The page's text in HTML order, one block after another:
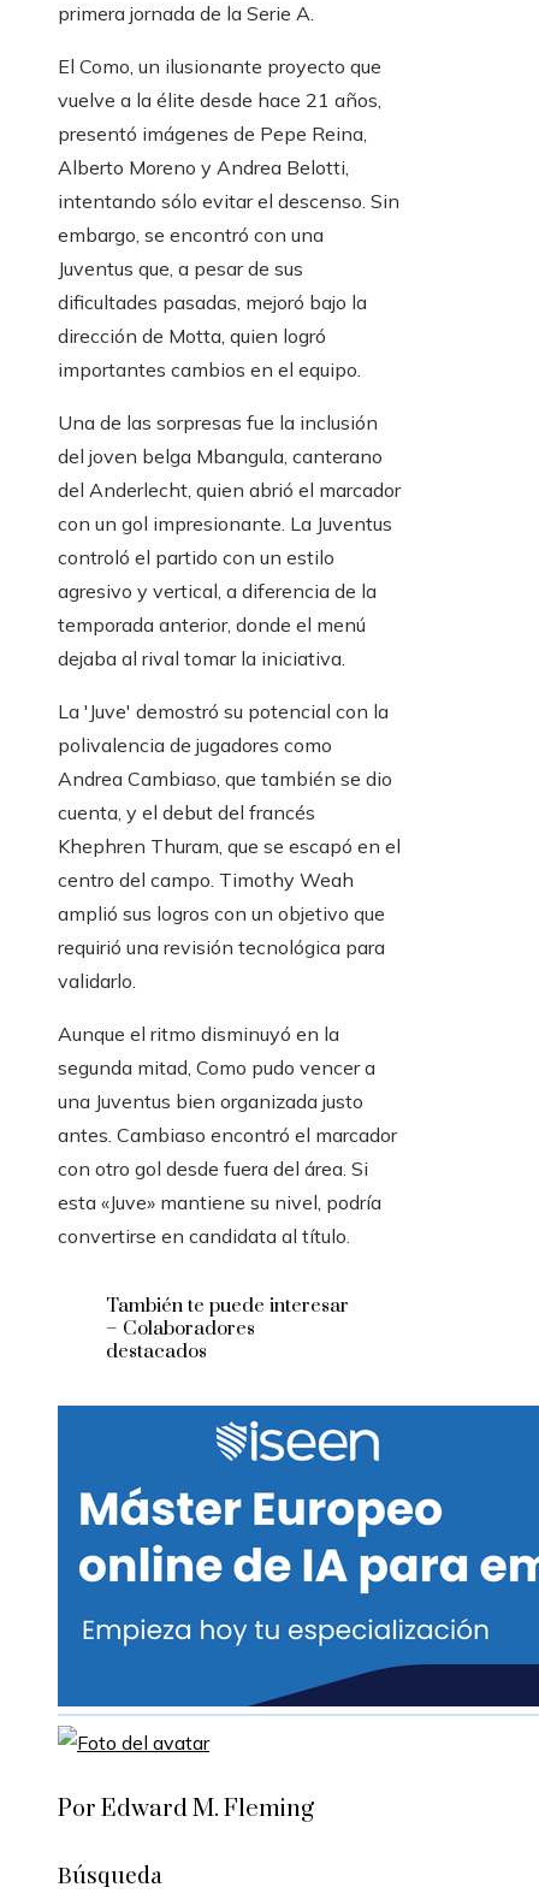
primera jornada de la Serie A.
El Como, un ilusionante proyecto que
vuelve a la élite desde hace 21 años,
presentó imágenes de Pepe Reina,
Alberto Moreno y Andrea Belotti,
intentando sólo evitar el descenso. Sin
embargo, se encontró con una
Juventus que, a pesar de sus
dificultades pasadas, mejoró bajo la
dirección de Motta, quien logró
importantes cambios en el equipo.
Una de las sorpresas fue la inclusión
del joven belga Mbangula, canterano
del Anderlecht, quien abrió el marcador
con un gol impresionante. La Juventus
controló el partido con un estilo
agresivo y vertical, a diferencia de la
temporada anterior, donde el menú
dejaba al rival tomar la iniciativa.
La 'Juve' demostró su potencial con la
polivalencia de jugadores como
Andrea Cambiaso, que también se dio
cuenta, y el debut del francés
Khephren Thuram, que se escapó en el
centro del campo. Timothy Weah
amplió sus logros con un objetivo que
requirió una revisión tecnológica para
validarlo.
Aunque el ritmo disminuyó en la
segunda mitad, Como pudo vencer a
una Juventus bien organizada justo
antes. Cambiaso encontró el marcador
con otro gol desde fuera del área. Si
esta «Juve» mantiene su nivel, podría
convertirse en candidata al título.
También te puede interesar
– Colaboradores
destacados
Por Edward M. Fleming
Búsqueda